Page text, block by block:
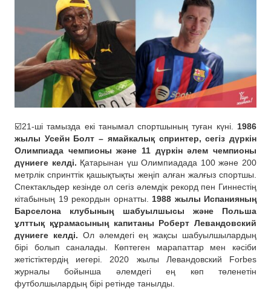
☑️21-ші тамызда екі танымал спортшының туған күні. 1986
жылы Усейн Болт – ямайкалық спринтер, сегіз дүркін
Олимпиада чемпионы және 11 дүркін әлем чемпионы
дүниеге келді. Қатарынан үш Олимпиадада 100 және 200
метрлік спринттік қашықтықты жеңіп алған жалғыз спортшы.
Спектакльдер кезінде ол сегіз әлемдік рекорд пен Гиннестің
кітабының 19 рекордын орнатты. 1988 жылы Испанияның
Барселона клубының шабуылшысы және Польша
ұлттық құрамасының капитаны Роберт Левандовский
дүниеге келді. Ол әлемдегі ең жақсы шабуылшылардың
бірі болып саналады. Көптеген марапаттар мен кәсіби
жетістіктердің иегері. 2020 жылы Левандовский Forbes
журналы бойынша әлемдегі ең көп төленетін
футболшылардың бірі ретінде танылды.